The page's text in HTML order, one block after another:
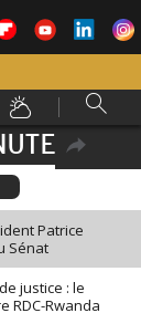
Patrice
Sénat
justice : le
RDC-Rwanda